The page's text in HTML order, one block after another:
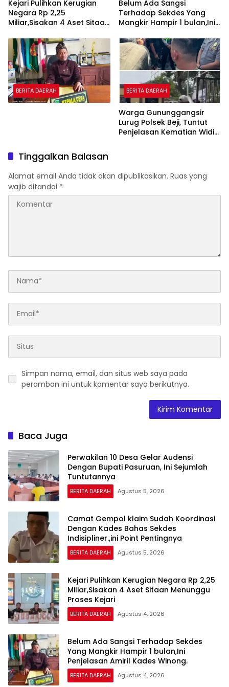
Kejari Pulihkan Kerugian
Negara Rp 2,25
Miliar,Sisakan 4 Aset Sitaan
Belum Ada Sangsi
Terhadap Sekdes Yang
Mangkir Hampir 1 bulan,Ini
Winong.
BERITA DAERAH BERITA DAERAH
Warga Gununggangsir
Lurug Polsek Beji, Tuntut
Penjelasan Kematian Widi
Tinggalkan Balasan
Alamat email Anda tidak akan dipublikasikan. Ruas yang
wajib ditandai *
Simpan nama, email, dan situs web saya pada
peramban ini untuk komentar saya berikutnya.
Baca Juga
Perwakilan 10 Desa Gelar Audensi
Dengan Bupati Pasuruan, Ini Sejumlah
Tuntutannya
BERITA DAERAH Agustus 5, 2026
Camat Gempol klaim Sudah Koordinasi
Dengan Kades Bahas Sekdes
Indisipliner.,ini Point Pentingnya
BERITA DAERAH Agustus 5, 2026
Kejari Pulihkan Kerugian Negara Rp 2,25
Miliar,Sisakan 4 Aset Sitaan Menunggu
Proses Kejari
BERITA DAERAH Agustus 4, 2026
Belum Ada Sangsi Terhadap Sekdes
Yang Mangkir Hampir 1 bulan,Ini
Penjelasan Amiril Kades Winong.
BERITA DAERAH Agustus 4, 2026